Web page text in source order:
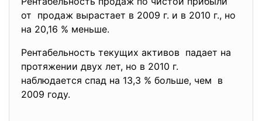
от продаж вырастает в 2009 г. и в 2010 г., но
на 20,16 % меньше.
Рентабельность текущих активов падает на
протяжении двух лет, но в 2010 г.
наблюдается спад на 13,3 % больше, чем в
2009 году.